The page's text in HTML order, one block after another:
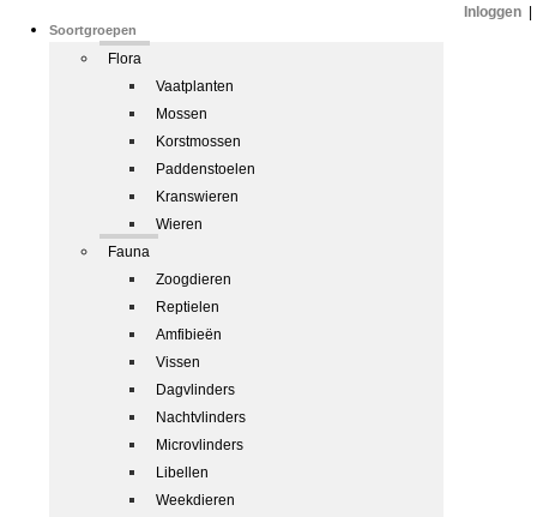
Soortgroepen
Flora
Vaatplanten
Mossen
Korstmossen
Paddenstoelen
Kranswieren
Wieren
Fauna
Zoogdieren
Reptielen
Amfibieën
Vissen
Dagvlinders
Nachtvlinders
Microvlinders
Libellen
Weekdieren
Inloggen